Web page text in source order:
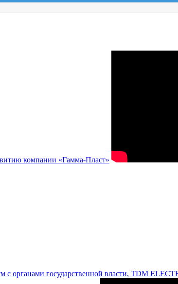
компании «Гамма-Пласт»
с органами государственной власти, TDM